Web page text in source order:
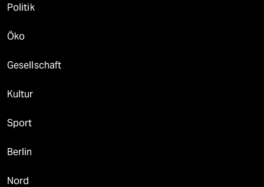
Politik
Öko
Gesellschaft
Kultur
Sport
Berlin
Nord